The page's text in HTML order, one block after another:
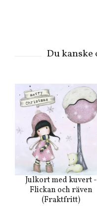
Julkort med kuvert -
Flickan och räven
(Fraktfritt)